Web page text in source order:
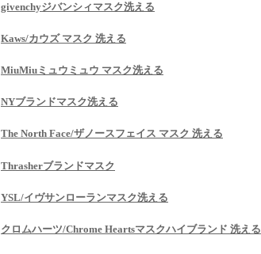
givenchyジバンシィマスク洗える
Kaws/カウズ マスク 洗える
MiuMiuミュウミュウ マスク洗える
NYブランドマスク洗える
The North Face/ザノースフェイス マスク 洗える
Thrasherブランドマスク
YSL/イヴサンローランマスク洗える
クロムハーツ/Chrome Heartsマスクハイブランド 洗える